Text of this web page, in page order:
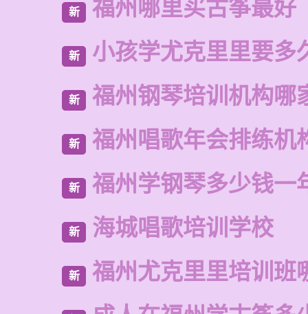
新 福州哪里买古筝最好
新 小孩学尤克里里要多
新 福州钢琴培训机构哪
新 福州唱歌年会排练机
新 福州学钢琴多少钱一
新 海城唱歌培训学校
新 福州尤克里里培训班